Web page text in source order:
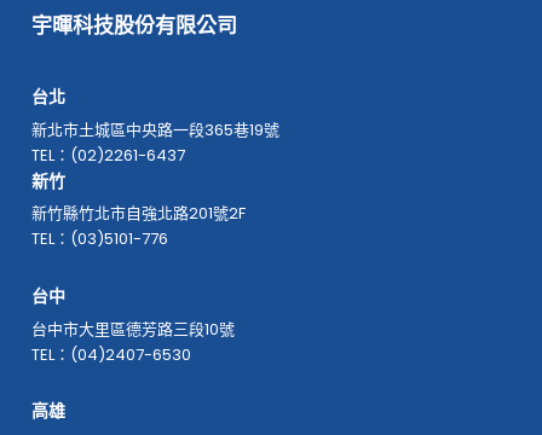
宇暉科技股份有限公司
台北
新北市土城區中央路一段365巷19號
TEL：(02)2261-6437
新竹
新竹縣竹北市自強北路201號2F
TEL：(03)5101-776
台中
台中市大里區德芳路三段10號
TEL：(04)2407-6530
高雄